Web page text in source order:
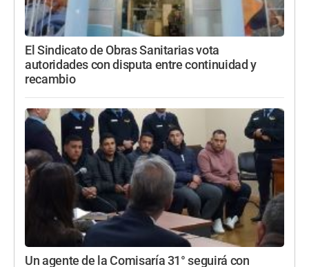
El Sindicato de Obras Sanitarias vota
autoridades con disputa entre continuidad y
recambio
Un agente de la Comisaría 31° seguirá con